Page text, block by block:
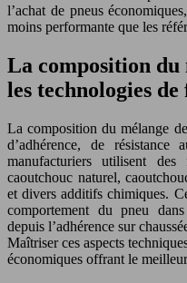
l’achat de pneus
moins performante que les
La composition du
les technologies
La composition du mélange
d’adhérence, de
manufacturiers utilisent des
caoutchouc naturel,
et divers additifs chimiques.
comportement du pneu
depuis l’adhérence sur
Maîtriser ces aspects
économiques offrant le